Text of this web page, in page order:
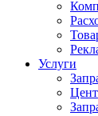
Услуги